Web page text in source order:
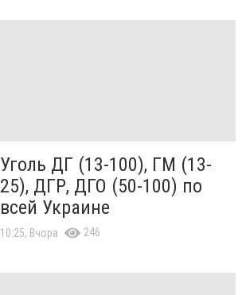
Уголь ДГ (13-100), ГМ (13-
25), ДГР, ДГО (50-100) по
всей Украине
10:25, Вчора 246